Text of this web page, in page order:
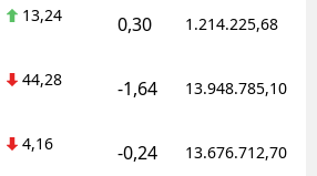
13,24 0,30 1.214.225,68
44,28 -1,64 13.948.785,10
4,16 -0,24 13.676.712,70